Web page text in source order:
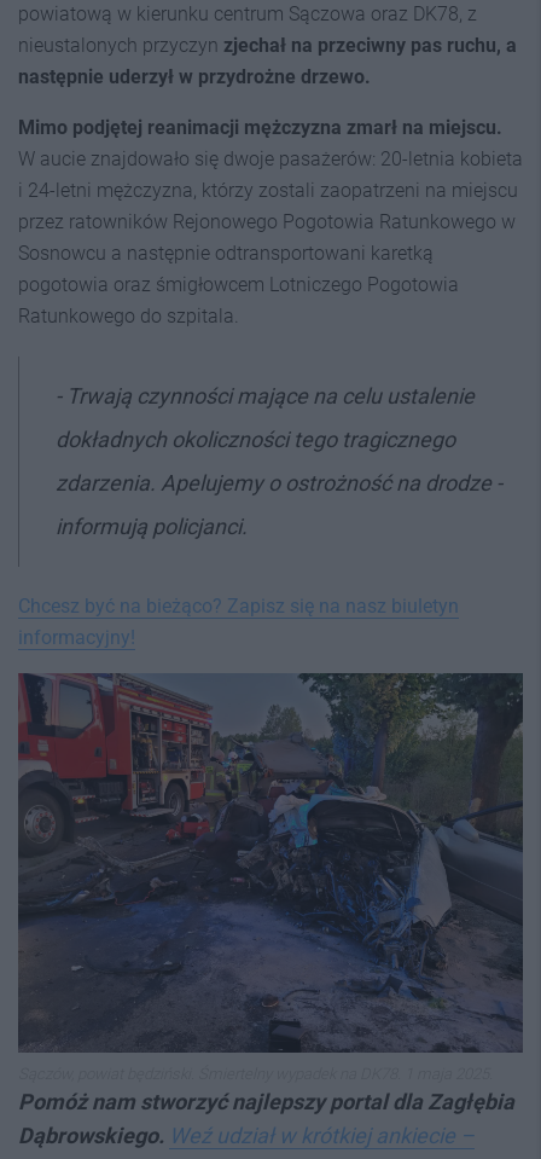
powiatową w kierunku centrum Sączowa oraz DK78, z
nieustalonych przyczyn zjechał na przeciwny pas ruchu, a
następnie uderzył w przydrożne drzewo.
Mimo podjętej reanimacji mężczyzna zmarł na miejscu.
W aucie znajdowało się dwoje pasażerów: 20-letnia kobieta
i 24-letni mężczyzna, którzy zostali zaopatrzeni na miejscu
przez ratowników Rejonowego Pogotowia Ratunkowego w
Sosnowcu a następnie odtransportowani karetką
pogotowia oraz śmigłowcem Lotniczego Pogotowia
Ratunkowego do szpitala.
- Trwają czynności mające na celu ustalenie
dokładnych okoliczności tego tragicznego
zdarzenia. Apelujemy o ostrożność na drodze -
informują policjanci.
Chcesz być na bieżąco? Zapisz się na nasz biuletyn
informacyjny!
Pomóż nam stworzyć najlepszy portal dla Zagłębia
Dąbrowskiego. Weź udział w krótkiej ankiecie –